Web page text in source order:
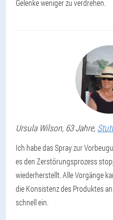
Gelenke weniger zu verdrehen.
Ursula Wilson, 63 Jahre,
Ich habe das Spray zur
es den Zerstörungsprozess
wiederherstellt. Alle Vorgänge
die Konsistenz des Produktes
schnell ein.